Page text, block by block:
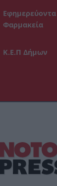
Εφημερεύοντα
Φαρμακεία
Κ.Ε.Π Δήμων